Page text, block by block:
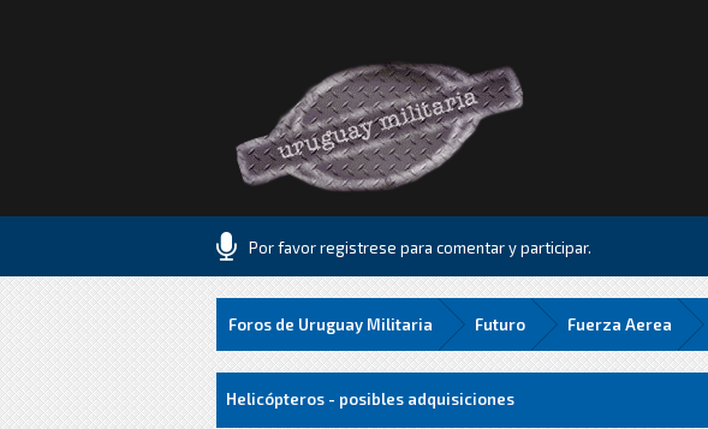
Por favor registrese para comentar y participar.
Foros de Uruguay Militaria Futuro Fuerza Aerea
16 voto(s) - 1.06 Media
1
2
3
4
5 Helicópteros - posibles adquisiciones